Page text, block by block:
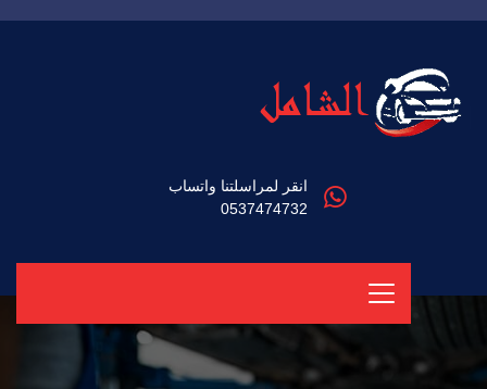
انقر لمراسلتنا واتساب
0537474732